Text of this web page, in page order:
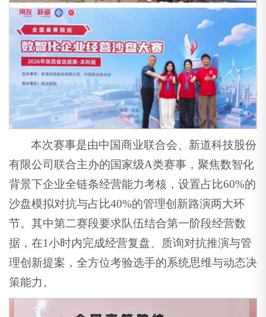
本次赛事是由中国商业联合会、新道科技股份
有限公司联合主办的国家级A类赛事，聚焦数智化
背景下企业全链条经营能力考核，设置占比60%的
沙盘模拟对抗与占比40%的管理创新路演两大环
节。其中第二赛段要求队伍结合第一阶段经营数
据，在1小时内完成经营复盘、质询对抗推演与管
理创新提案，全方位考验选手的系统思维与动态决
策能力。